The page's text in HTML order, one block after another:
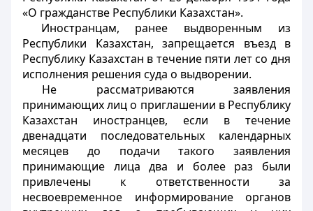
«О гражданстве Республики Казахстан».
Иностранцам, ранее выдворенным из
Республики Казахстан, запрещается въезд в
Республику Казахстан в течение пяти лет со дня
исполнения решения суда о выдворении.
Не рассматриваются заявления
принимающих лиц о приглашении в Республику
Казахстан иностранцев, если в течение
двенадцати последовательных календарных
месяцев до подачи такого заявления
принимающие лица два и более раз были
привлечены к ответственности за
несвоевременное информирование органов